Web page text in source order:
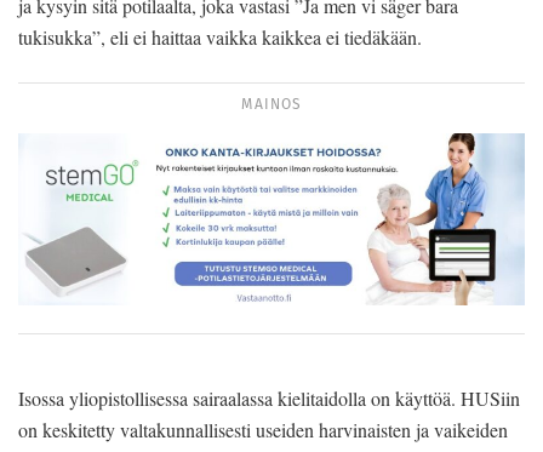
tukisukka”, eli ei haittaa vaikka kaikkea ei tiedäkään.
MAINOS
Isossa yliopistollisessa sairaalassa kielitaidolla on käyttöä. HUSiin
on keskitetty valtakunnallisesti useiden harvinaisten ja vaikeiden